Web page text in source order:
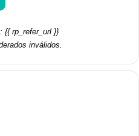
{{ rp_refer_url }}
inválidos.